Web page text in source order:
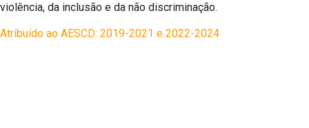
violência, da inclusão e da não discriminação.
Atribuído ao AESCD: 2019-2021 e 2022-2024